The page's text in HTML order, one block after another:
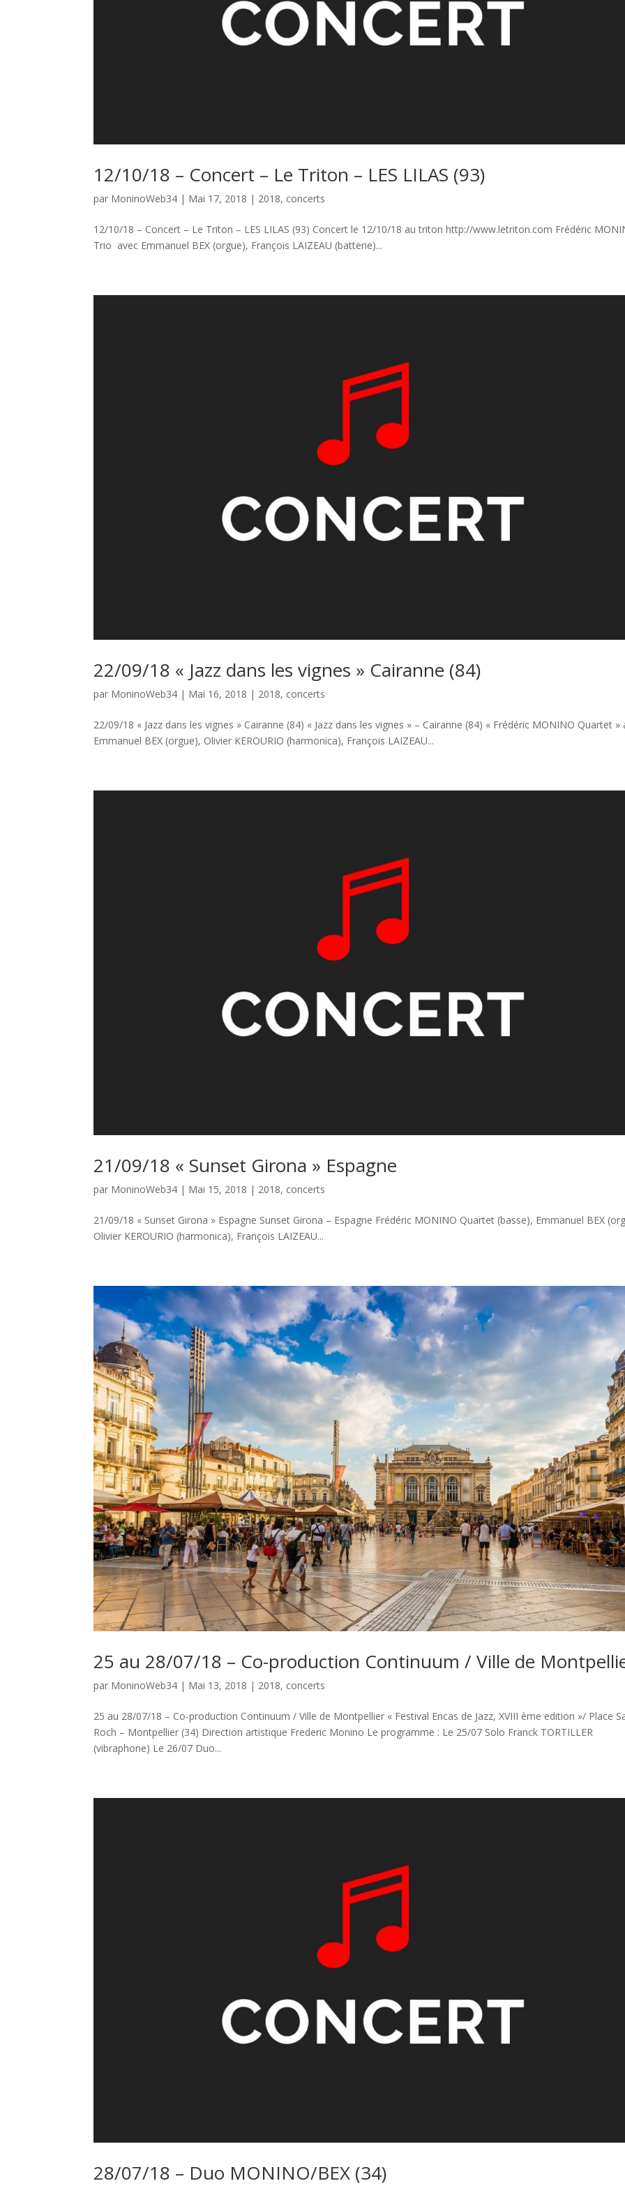
12/10/18 – Concert – Le Triton – LES LILAS (93)
par MoninoWeb34 | Mai 17, 2018 | 2018, concerts
12/10/18 – Concert – Le Triton – LES LILAS (93) Concert le 12/10/18 au triton http://www.letriton.com Frédéric
Trio avec Emmanuel BEX (orgue), François LAIZEAU (batterie)...
22/09/18 « Jazz dans les vignes » Cairanne (84)
par MoninoWeb34 | Mai 16, 2018 | 2018, concerts
22/09/18 « Jazz dans les vignes » Cairanne (84) « Jazz dans les vignes » – Cairanne (84) « Frédéric MONINO Quartet »
Emmanuel BEX (orgue), Olivier KEROURIO (harmonica), François LAIZEAU...
21/09/18 « Sunset Girona » Espagne
par MoninoWeb34 | Mai 15, 2018 | 2018, concerts
21/09/18 « Sunset Girona » Espagne Sunset Girona – Espagne Frédéric MONINO Quartet (basse), Emmanuel BEX
Olivier KEROURIO (harmonica), François LAIZEAU...
25 au 28/07/18 – Co-production Continuum / Ville de
par MoninoWeb34 | Mai 13, 2018 | 2018, concerts
25 au 28/07/18 – Co-production Continuum / Ville de Montpellier « Festival Encas de Jazz, XVIII ème edition »/ Place
Roch – Montpellier (34) Direction artistique Frederic Monino Le programme : Le 25/07 Solo Franck TORTILLER
(vibraphone) Le 26/07 Duo...
28/07/18 – Duo MONINO/BEX (34)